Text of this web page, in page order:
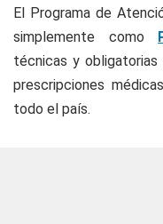
El Programa de
simplemente como
técnicas y
prescripciones
todo el país.